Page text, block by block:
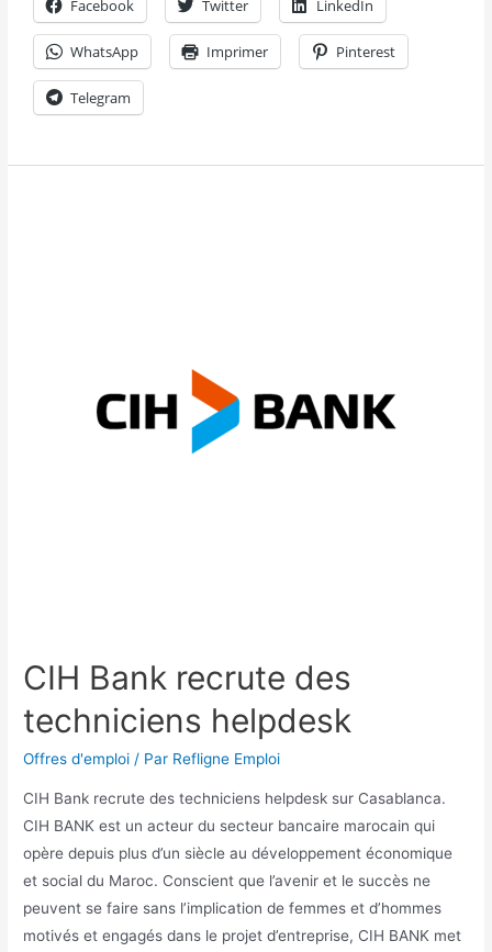
Facebook Twitter LinkedIn
WhatsApp Imprimer Pinterest
Telegram
CIH Bank recrute des
techniciens helpdesk
Offres d'emploi / Par Refligne Emploi
CIH Bank recrute des techniciens helpdesk sur Casablanca.
CIH BANK est un acteur du secteur bancaire marocain qui
opère depuis plus d’un siècle au développement économique
et social du Maroc. Conscient que l’avenir et le succès ne
peuvent se faire sans l’implication de femmes et d’hommes
motivés et engagés dans le projet d’entreprise, CIH BANK met